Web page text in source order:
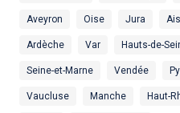
Aveyron Oise Jura
Ardèche Var Hauts-de-
Seine-et-Marne Vendée
Vaucluse Manche Haut-